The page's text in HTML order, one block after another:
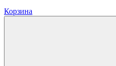
Корзина